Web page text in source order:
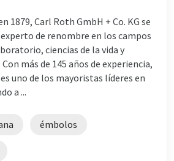
1879, Carl Roth GmbH + Co. KG se
de renombre en los campos
ciencias de la vida y
más de 145 años de experiencia,
uno de los mayoristas líderes en
a ...
émbolos